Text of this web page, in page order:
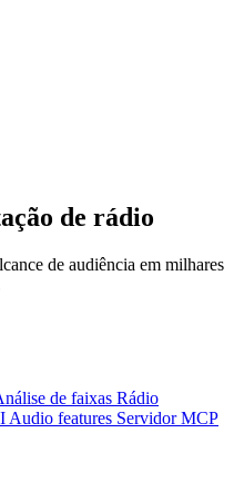
de rádio
de audiência em milhares
de faixas Rádio
Audio features Servidor MCP